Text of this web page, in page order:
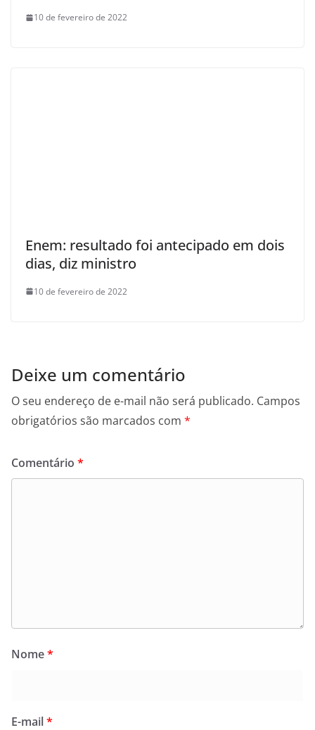
10 de fevereiro de 2022
Enem: resultado foi antecipado em dois
dias, diz ministro
10 de fevereiro de 2022
Deixe um comentário
O seu endereço de e-mail não será publicado. Campos
obrigatórios são marcados com *
Comentário *
Nome*
E-mail*